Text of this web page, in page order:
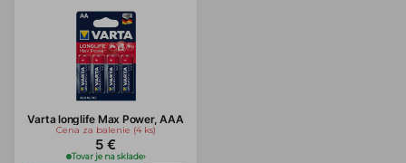
Varta longlife Max Power, AAA
Cena za balenie (4 ks)
5 €
Tovar je na sklade›